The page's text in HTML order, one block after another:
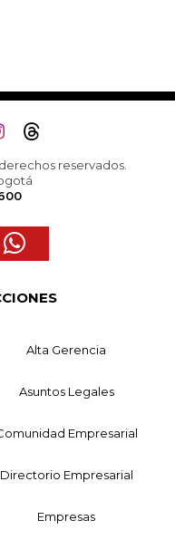
reservados.
Alta Gerencia
Asuntos Legales
Empresarial
Directorio Empresarial
Empresas